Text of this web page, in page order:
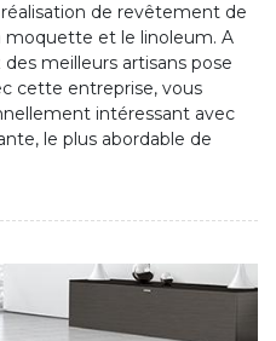
de revêtement de
moquette et le linoleum. A
meilleurs artisans pose
cette entreprise, vous
intéressant avec
le plus abordable de